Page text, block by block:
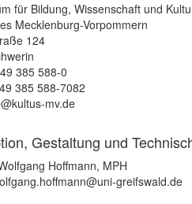
für Bildung, Wissenschaft und
Mecklenburg-Vorpommern
124
385 588-0
385 588-7082
mv.de
Gestaltung und
Hoffmann, MPH
greifswald.de